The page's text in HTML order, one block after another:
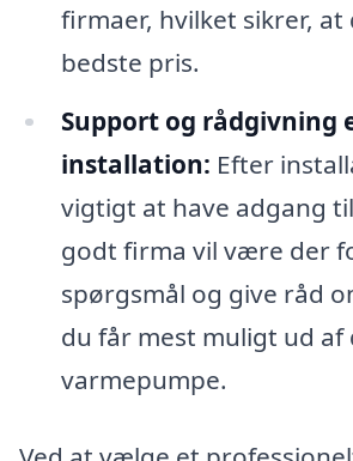
firmaer, hvilket sikrer, at
bedste pris.
Support og rådgivning
installation: Efter
vigtigt at have adgang
godt firma vil være der
spørgsmål og give råd
du får mest muligt ud af
varmepumpe.